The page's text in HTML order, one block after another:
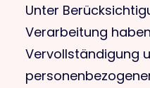
Unter
Verarbeitung
Vervollständigung